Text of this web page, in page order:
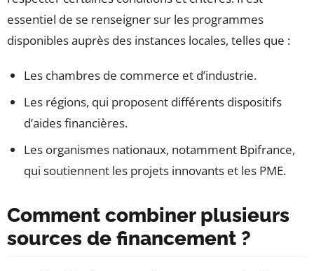
essentiel de se renseigner sur les programmes
disponibles auprès des instances locales, telles que :
Les chambres de commerce et d’industrie.
Les régions, qui proposent différents dispositifs
d’aides financières.
Les organismes nationaux, notamment Bpifrance,
qui soutiennent les projets innovants et les PME.
Comment combiner plusieurs
sources de financement ?